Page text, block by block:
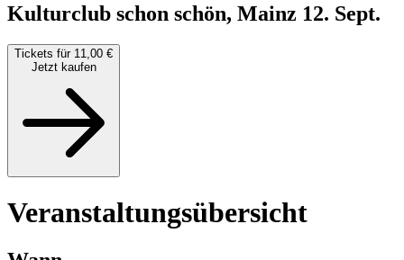
Kulturclub schon schön, Mainz 12. Sept.
Tickets für 11,00 €
Jetzt kaufen
Veranstaltungsübersicht